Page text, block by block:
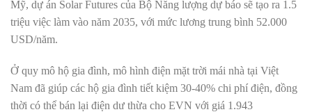
Mỹ, dự án Solar Futures của Bộ Năng lượng dự báo sẽ tạo ra 1.5
triệu việc làm vào năm 2035, với mức lương trung bình 52.000
USD/năm.
Ở quy mô hộ gia đình, mô hình điện mặt trời mái nhà tại Việt
Nam đã giúp các hộ gia đình tiết kiệm 30-40% chi phí điện, đồng
thời có thể bán lại điện dư thừa cho EVN với giá 1.943